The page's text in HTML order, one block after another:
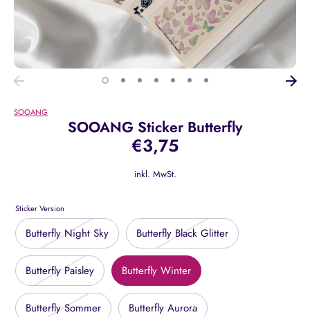
SOOANG
SOOANG Sticker Butterfly
€3,75
inkl. MwSt.
Sticker Version
Butterfly Night Sky Butterfly Black Glitter
Butterfly Paisley Butterfly Winter
Butterfly Sommer Butterfly Aurora